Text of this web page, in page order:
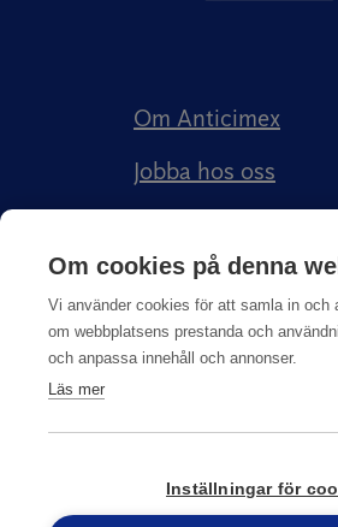
Om Anticimex
Jobba hos oss
Anticimex
Om cookies på denna
Vi använder cookies för att samla in och
om webbplatsens prestanda och
och anpassa innehåll och annonser.
Läs mer
Inställningar för